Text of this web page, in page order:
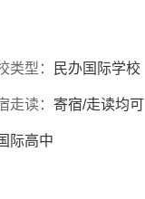
类型： 民办国际学校
走读： 寄宿/走读均可
际高中